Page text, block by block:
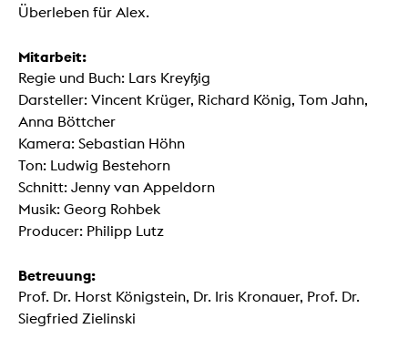
Überleben für Alex.
Mitarbeit:
Regie und Buch: Lars Kreyßig
Darsteller: Vincent Krüger, Richard König, Tom Jahn,
Anna Böttcher
Kamera: Sebastian Höhn
Ton: Ludwig Bestehorn
Schnitt: Jenny van Appeldorn
Musik: Georg Rohbek
Producer: Philipp Lutz
Betreuung:
Prof. Dr. Horst Königstein, Dr. Iris Kronauer, Prof. Dr.
Siegfried Zielinski